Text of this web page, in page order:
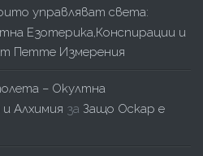
управляват света:
Езотерика,Конспирации и
Петте Измерения
– Окултна
Алхимия за Защо Оскар е